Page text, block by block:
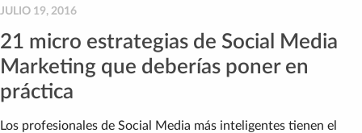
JULIO 19, 2016
21 micro estrategias de Social Media
Marketing que deberías poner en
práctica
Los profesionales de Social Media más inteligentes tienen el